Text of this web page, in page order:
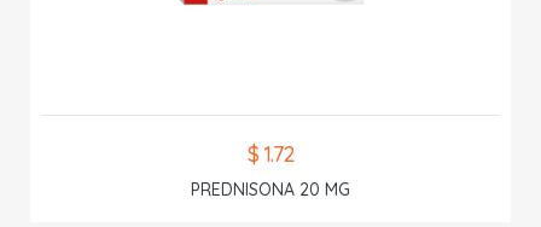
$ 1.72
PREDNISONA 20 MG